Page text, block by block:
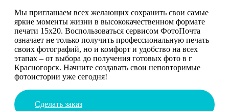
Мы приглашаем всех желающих сохранить свои самые
яркие моменты жизни в высококачественном формате
печати 15х20. Воспользоваться сервисом ФотоПочта
означает не только получить профессиональную печать
своих фотографий, но и комфорт и удобство на всех
этапах – от выбора до получения готовых фото в г
Красногорск. Начните создавать свои неповторимые
фотоистории уже сегодня!
Сделать заказ